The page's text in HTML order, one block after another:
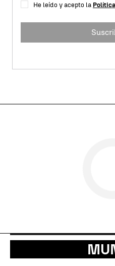
He leído y acepto la